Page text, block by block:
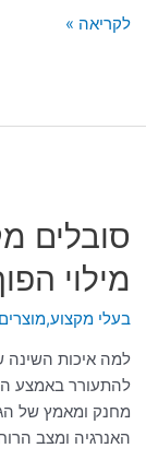
קל?
לקריאה »
סובלים
מילוי
בעלי מקצוע,
למה איכות השינה
להתעורר באמצע
מחנק ומאמץ של
האנרגיה ומצב
סובלים
מקור
או
מזיעים?
המדריך
לבחירת
מילוי
הפוך